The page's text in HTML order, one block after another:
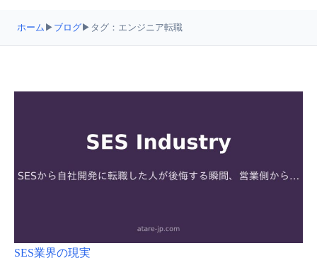
ホーム ▶ ブログ▶ タグ：エンジニア転職
SES業界の現実